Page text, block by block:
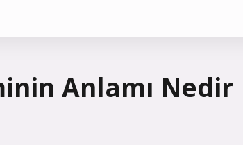
Anlamı Nedir